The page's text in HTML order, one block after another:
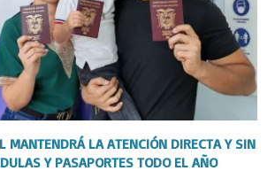
MANTENDRÁ LA ATENCIÓN DIRECTA Y SIN
Y PASAPORTES TODO EL AÑO